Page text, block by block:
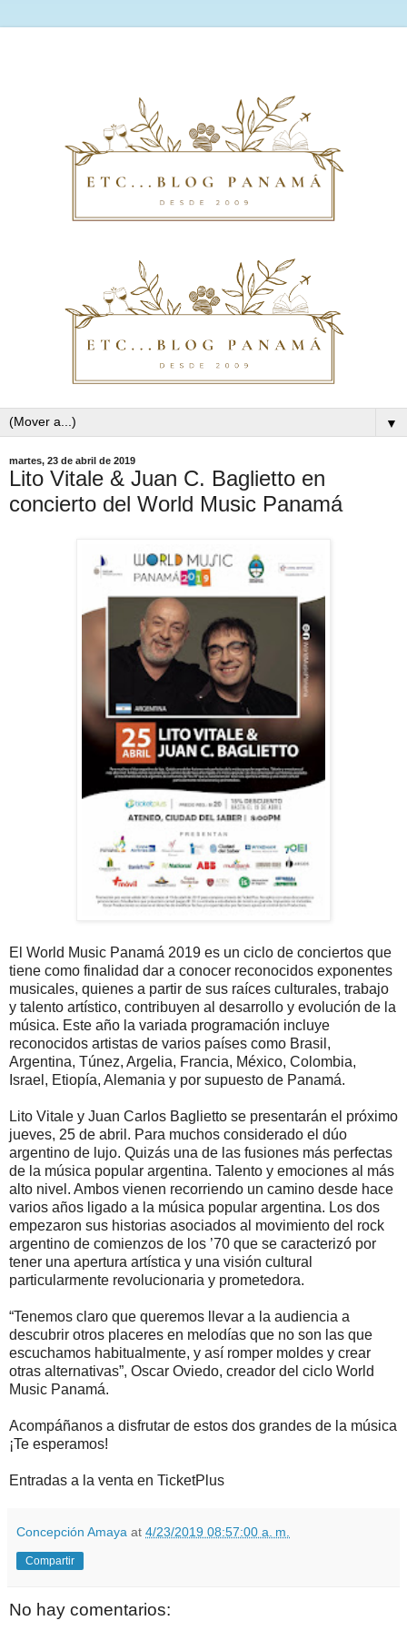
▼
martes, 23 de abril de 2019
Lito Vitale & Juan C. Baglietto en
concierto del World Music Panamá
El World Music Panamá 2019 es un ciclo de conciertos que
tiene como finalidad dar a conocer reconocidos exponentes
musicales, quienes a partir de sus raíces culturales, trabajo
y talento artístico, contribuyen al desarrollo y evolución de la
música. Este año la variada programación incluye
reconocidos artistas de varios países como Brasil,
Argentina, Túnez, Argelia, Francia, México, Colombia,
Israel, Etiopía, Alemania y por supuesto de Panamá.
Lito Vitale y Juan Carlos Baglietto se presentarán el próximo
jueves, 25 de abril. Para muchos considerado el dúo
argentino de lujo. Quizás una de las fusiones más perfectas
de la música popular argentina. Talento y emociones al más
alto nivel. Ambos vienen recorriendo un camino desde hace
varios años ligado a la música popular argentina. Los dos
empezaron sus historias asociados al movimiento del rock
argentino de comienzos de los ’70 que se caracterizó por
tener una apertura artística y una visión cultural
particularmente revolucionaria y prometedora.
“Tenemos claro que queremos llevar a la audiencia a
descubrir otros placeres en melodías que no son las que
escuchamos habitualmente, y así romper moldes y crear
otras alternativas”, Oscar Oviedo, creador del ciclo World
Music Panamá.
Acompáñanos a disfrutar de estos dos grandes de la música
¡Te esperamos!
Entradas a la venta en TicketPlus
Concepción Amaya at 4/23/2019 08:57:00 a. m.
Compartir
No hay comentarios: